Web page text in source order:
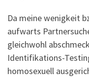
Da meine wenigkeit
aufwarts
gleichwohl
Identifikations-
homosexuell